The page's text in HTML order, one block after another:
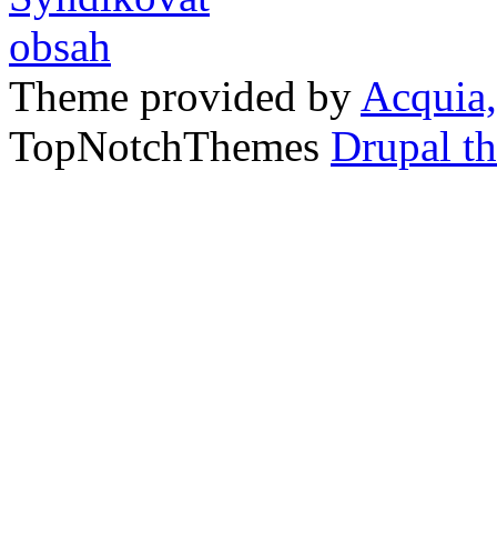
Theme provided by
TopNotchThemes Drupal